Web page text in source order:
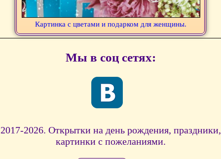
Картинка с цветами и подарком для женщины.
Мы в соц сетях:
2017-2026. Открытки на день рождения, праздники,
картинки с пожеланиями.